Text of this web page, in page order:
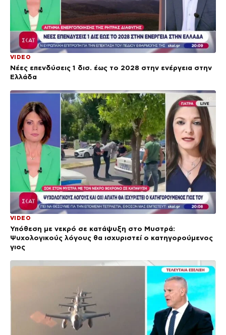
VIDEO
Νέες επενδύσεις 1 δισ. έως το 2028 στην ενέργεια στην
Ελλάδα
VIDEO
Υπόθεση με νεκρό σε κατάψυξη στο Μυστρά:
Ψυχολογικούς λόγους θα ισχυριστεί ο κατηγορούμενος
γιος